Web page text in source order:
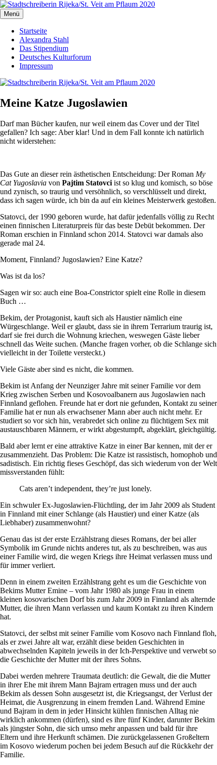
Zum
Inhalt
springen
Stadtschreiberin Rijeka/St. Veit am Pflaum 2020
Die Journalistin Alexandra Stahl berichtet aus der Europäischen
Kulturhauptstadt 2020
Menü
Startseite
Alexandra Stahl
Das Stipendium
Deutsches Kulturforum
Impressum
Meine Katze Jugoslawien
Darf man Bücher kaufen, nur weil einem das Cover und der Titel
gefallen? Ich sage: Aber klar! Und in dem Fall konnte ich natürlich
nicht widerstehen:
Das Gute an dieser rein ästhetischen Entscheidung: Der Roman My
Cat Yugoslavia von Pajtim Statovci ist so klug und komisch, so böse
und zynisch, so traurig und versöhnlich, so verschlüsselt und direkt,
dass ich sagen würde, ich bin da auf ein kleines Meisterwerk gestoßen.
Statovci, der 1990 geboren wurde, hat dafür jedenfalls völlig zu Recht
einen finnischen Literaturpreis für das beste Debüt bekommen. Der
Roman erschien in Finnland schon 2014. Statovci war damals also
gerade mal 24.
Moment, Finnland? Jugoslawien? Eine Katze?
Was ist da los?
Sagen wir so: auch eine Boa-Constrictor spielt eine Rolle in diesem
Buch …
Bekim, der Protagonist, kauft sich als Haustier nämlich eine
Würgeschlange. Weil er glaubt, dass sie in ihrem Terrarium traurig ist,
darf sie frei durch die Wohnung kriechen, weswegen Gäste lieber
schnell das Weite suchen. (Manche fragen vorher, ob die Schlange sich
vielleicht in der Toilette versteckt.)
Viele Gäste aber sind es nicht, die kommen.
Bekim ist Anfang der Neunziger Jahre mit seiner Familie vor dem
Krieg zwischen Serben und Kosovoalbanern aus Jugoslawien nach
Finnland geflohen. Freunde hat er dort nie gefunden, Kontakt zu seiner
Familie hat er nun als erwachsener Mann aber auch nicht mehr. Er
studiert so vor sich hin, verabredet sich online zu flüchtigem Sex mit
austauschbaren Männern, er wirkt abgestumpft, abgeklärt, gleichgültig.
Bald aber lernt er eine attraktive Katze in einer Bar kennen, mit der er
zusammenzieht. Das Problem: Die Katze ist rassistisch, homophob und
sadistisch. Ein richtig fieses Geschöpf, das sich wiederum von der Welt
missverstanden fühlt:
Cats aren’t independent, they’re just lonely.
Ein schwuler Ex-Jugoslawien-Flüchtling, der im Jahr 2009 als Student
in Finnland mit einer Schlange (als Haustier) und einer Katze (als
Liebhaber) zusammenwohnt?
Genau das ist der erste Erzählstrang dieses Romans, der bei aller
Symbolik im Grunde nichts anderes tut, als zu beschreiben, was aus
einer Familie wird, die wegen Kriegs ihre Heimat verlassen muss und
für immer verliert.
Denn in einem zweiten Erzählstrang geht es um die Geschichte von
Bekims Mutter Emine – vom Jahr 1980 als junge Frau in einem
kleinen kosovarischen Dorf bis zum Jahr 2009 in Finnland als alternde
Mutter, die ihren Mann verlassen und kaum Kontakt zu ihren Kindern
hat.
Statovci, der selbst mit seiner Familie vom Kosovo nach Finnland floh,
als er zwei Jahre alt war, erzählt diese beiden Geschichten in
abwechselnden Kapiteln jeweils in der Ich-Perspektive und verwebt so
die Geschichte der Mutter mit der ihres Sohns.
Dabei werden mehrere Traumata deutlich: die Gewalt, die die Mutter
in ihrer Ehe mit ihrem Mann Bajram ertragen muss und der auch
Bekim als dessen Sohn ausgesetzt ist, die Kriegsangst, der Verlust der
Heimat, die Ausgrenzung in einem fremden Land. Während Emine
und Bajram in dem in jeder Hinsicht kühlen finnischen Alltag nie
wirklich ankommen (dürfen), sind es ihre fünf Kinder, darunter Bekim
als jüngster Sohn, die sich umso mehr anpassen und bald für ihre
Eltern und ihre Herkunft schämen. Die zurückgelassenen Großeltern
im Kosovo wiederum pochen bei jedem Besuch auf die Rückkehr der
Familie.